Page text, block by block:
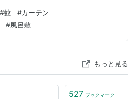
寝っ転がってテレビを見ていま
りません。「今日は父の命日だ
「それは28日」28日は父の誕生日で
ずメイクもせず、短パンをハーフ
ンクトップの上にラッ…
#蚊 #カーテン
#風呂敷
もっと見る
527 ブックマーク